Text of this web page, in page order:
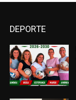
DEPORTE